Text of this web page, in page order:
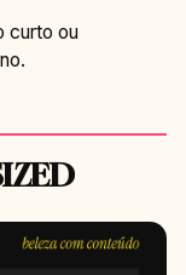
curto ou